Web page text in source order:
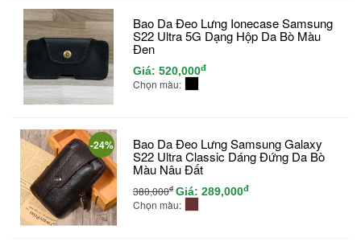
Bao Da Đeo Lưng Ionecase Samsung
S22 Ultra 5G Dạng Hộp Da Bò Màu
Đen
Giá: 520,000đ
Chọn màu:
-24% Bao Da Đeo Lưng Samsung Galaxy
S22 Ultra Classic Dáng Đứng Da Bò
Màu Nâu Đất
380,000đ Giá: 289,000đ
Chọn màu: